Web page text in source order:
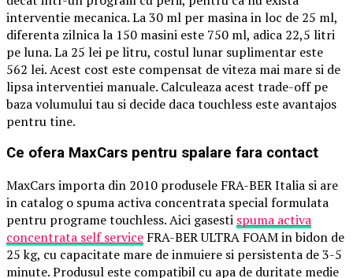
interventie mecanica. La 30 ml per masina in loc de 25 ml,
diferenta zilnica la 150 masini este 750 ml, adica 22,5 litri
pe luna. La 25 lei pe litru, costul lunar suplimentar este
562 lei. Acest cost este compensat de viteza mai mare si de
lipsa interventiei manuale. Calculeaza acest trade-off pe
baza volumului tau si decide daca touchless este avantajos
pentru tine.
Ce ofera MaxCars pentru spalare fara contact
MaxCars importa din 2010 produsele FRA-BER Italia si are
in catalog o spuma activa concentrata special formulata
pentru programe touchless. Aici gasesti spuma activa
concentrata self service FRA-BER ULTRA FOAM in bidon de
25 kg, cu capacitate mare de inmuiere si persistenta de 3-5
minute. Produsul este compatibil cu apa de duritate medie